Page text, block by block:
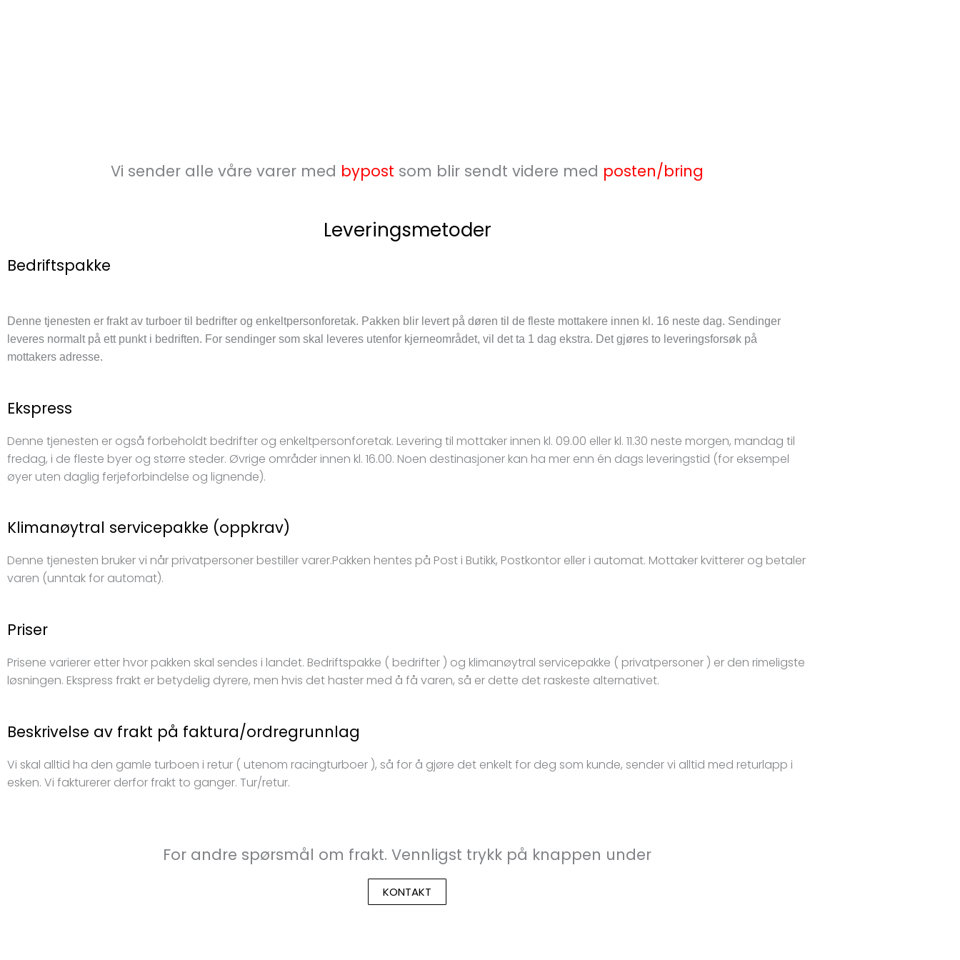
Vi sender alle våre varer med bypost som blir sendt videre med posten/bring
Leveringsmetoder
Bedriftspakke
Denne tjenesten er frakt av turboer til bedrifter og enkeltpersonforetak. Pakken blir levert på døren til de fleste mottakere innen kl. 16 neste dag. Sendinger
leveres normalt på ett punkt i bedriften. For sendinger som skal leveres utenfor kjerneområdet, vil det ta 1 dag ekstra. Det gjøres to leveringsforsøk på
mottakers adresse.
Ekspress
Denne tjenesten er også forbeholdt bedrifter og enkeltpersonforetak. Levering til mottaker innen kl. 09.00 eller kl. 11.30 neste morgen, mandag til
fredag, i de fleste byer og større steder. Øvrige områder innen kl. 16.00. Noen destinasjoner kan ha mer enn én dags leveringstid (for eksempel
øyer uten daglig ferjeforbindelse og lignende).
Klimanøytral servicepakke (oppkrav)
Denne tjenesten bruker vi når privatpersoner bestiller varer.Pakken hentes på Post i Butikk, Postkontor eller i automat. Mottaker kvitterer og betaler
varen (unntak for automat).
Priser
Prisene varierer etter hvor pakken skal sendes i landet. Bedriftspakke ( bedrifter ) og klimanøytral servicepakke ( privatpersoner ) er den rimeligste
løsningen. Ekspress frakt er betydelig dyrere, men hvis det haster med å få varen, så er dette det raskeste alternativet.
Beskrivelse av frakt på faktura/ordregrunnlag
Vi skal alltid ha den gamle turboen i retur ( utenom racingturboer ), så for å gjøre det enkelt for deg som kunde, sender vi alltid med returlapp i
esken. Vi fakturerer derfor frakt to ganger. Tur/retur.
For andre spørsmål om frakt. Vennligst trykk på knappen under
KONTAKT